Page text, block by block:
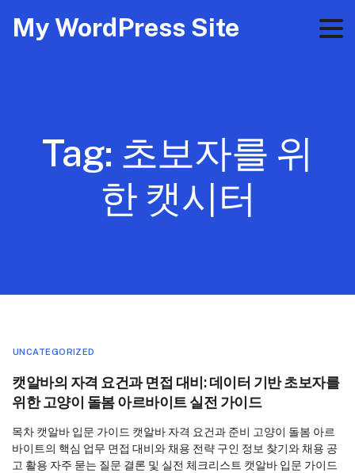
My WordPress Site
Tag: 초보자를 위
한 캣시터
UNCATEGORIZED
캣알바의 자격 요건과 면접 대비: 데이터 기반 초보자를
위한 고양이 돌봄 아르바이트 실전 가이드
목차 캣알바 입문 가이드 캣알바 자격 요건과 준비 고양이 돌봄 아르
바이트의 핵심 업무 면접 대비와 채용 전략 구인 정보 찾기와 채용 공
고 활용 자주 묻는 질문 결론 및 실전 체크리스트 캣알바 입문 가이드